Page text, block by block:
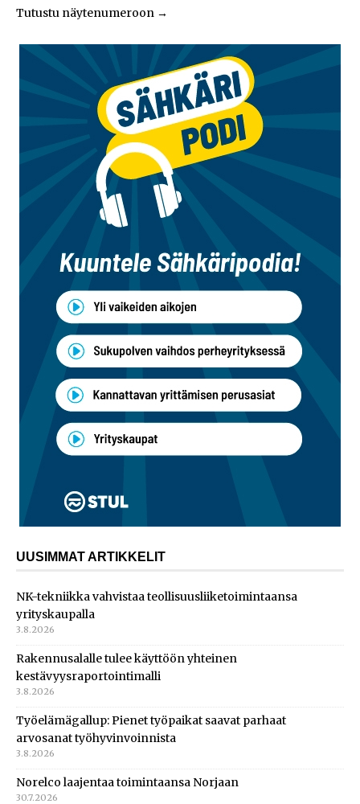
Tutustu näytenumeroon →
UUSIMMAT ARTIKKELIT
NK-tekniikka vahvistaa teollisuusliiketoimintaansa
yrityskaupalla
3.8.2026
Rakennusalalle tulee käyttöön yhteinen
kestävyysraportointimalli
3.8.2026
Työelämägallup: Pienet työpaikat saavat parhaat
arvosanat työhyvinvoinnista
3.8.2026
Norelco laajentaa toimintaansa Norjaan
30.7.2026